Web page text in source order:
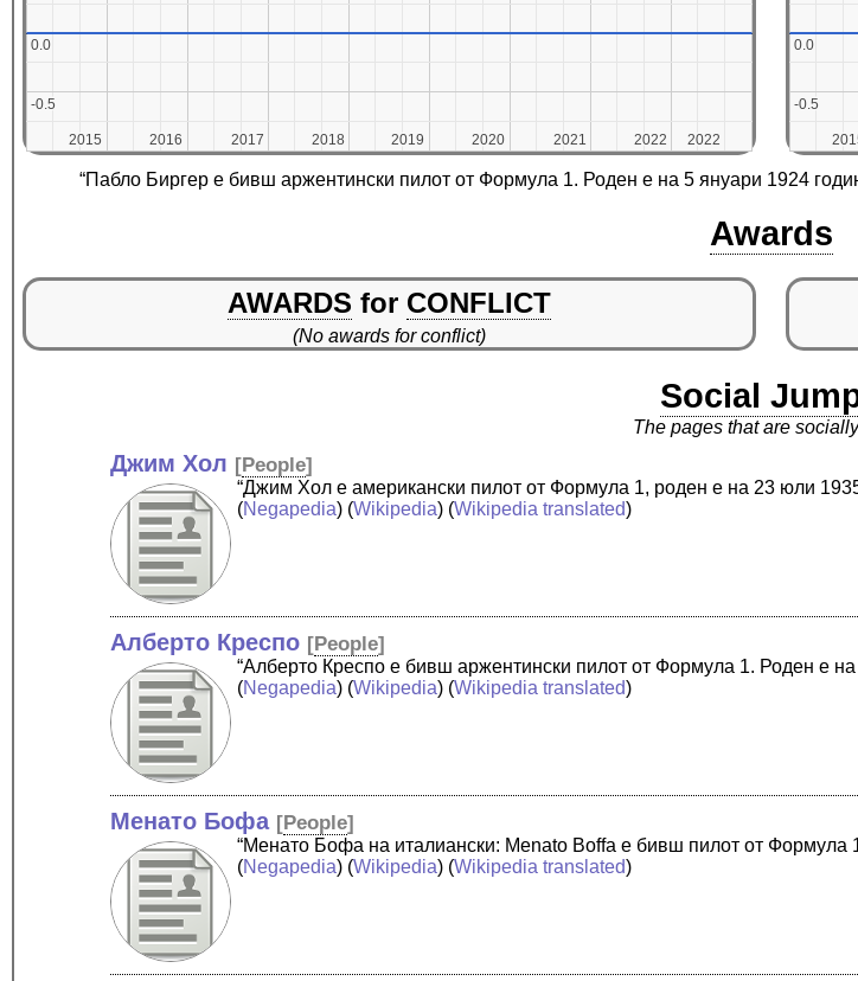
2015
2015 2016
2016 2017
2017 2018
2018 2019
2019 2020
2020 2021
2021 2022
2022 2022
2022
-0.5
-0.5
0.0
0.0
-0.5
-0.5
0.0
0.0
“Пабло Биргер е бивш аржентински пилот от Формула 1. Роден е на 5 януари 1924
Awards
AWARDS for CONFLICT
(No awards for conflict)
Social
The pages that are
Джим Хол [People]
“Джим Хол е американски пилот от Формула 1, роден е на 23 юли
(Negapedia) (Wikipedia) (Wikipedia translated)
Алберто Креспо [People]
“Алберто Креспо е бивш аржентински пилот от Формула 1. Роден е
(Negapedia) (Wikipedia) (Wikipedia translated)
Менато Бофа [People]
“Менато Бофа на италиански: Menato Boffa е бивш пилот от
(Negapedia) (Wikipedia) (Wikipedia translated)